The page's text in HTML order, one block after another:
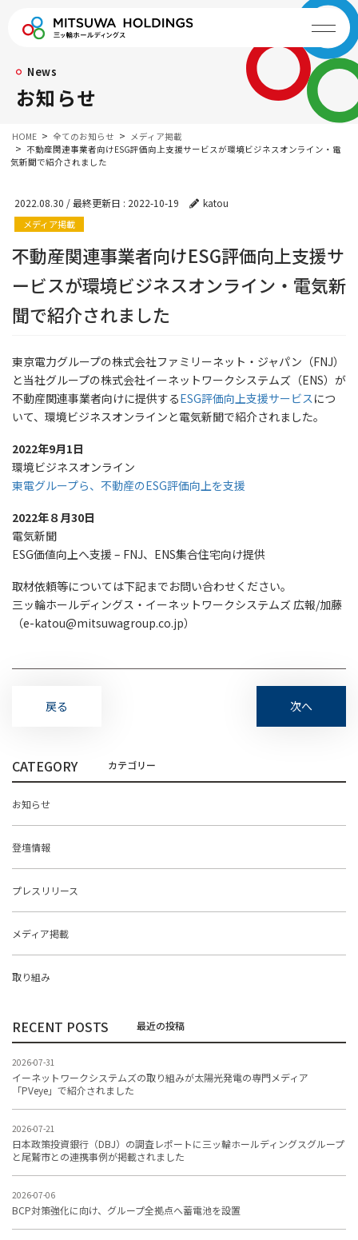
News
お知らせ
HOME 全てのお知らせ
メディア掲載
不動産関連事業者向けESG評価向上支援サービスが環境ビジネスオンライン・電
気新聞で紹介されました
2022.08.30 / 最終更新日 : 2022-10-19 katou
メディア掲載
不動産関連事業者向けESG評価向上支援サ
ービスが環境ビジネスオンライン・電気新
聞で紹介されました
東京電力グループの株式会社ファミリーネット・ジャパン（FNJ）
と当社グループの株式会社イーネットワークシステムズ（ENS）が
不動産関連事業者向けに提供するESG評価向上支援サービスにつ
いて、環境ビジネスオンラインと電気新聞で紹介されました。
2022年9月1日
環境ビジネスオンライン
東電グループら、不動産のESG評価向上を支援
2022年８月30日
電気新聞
ESG価値向上へ支援 – FNJ、ENS集合住宅向け提供
取材依頼等については下記までお問い合わせください。
三ッ輪ホールディングス・イーネットワークシステムズ 広報/加藤
（e-katou@mitsuwagroup.co.jp）
戻る 次へ
CATEGORY
お知らせ
登壇情報
プレスリリース
メディア掲載
取り組み
RECENT POSTS
2026-07-31
イーネットワークシステムズの取り組みが太陽光発電の専門メディア
「PVeye」で紹介されました
2026-07-21
日本政策投資銀行（DBJ）の調査レポートに三ッ輪ホールディングスグループ
と尾鷲市との連携事例が掲載されました
2026-07-06
BCP対策強化に向け、グループ全拠点へ蓄電池を設置